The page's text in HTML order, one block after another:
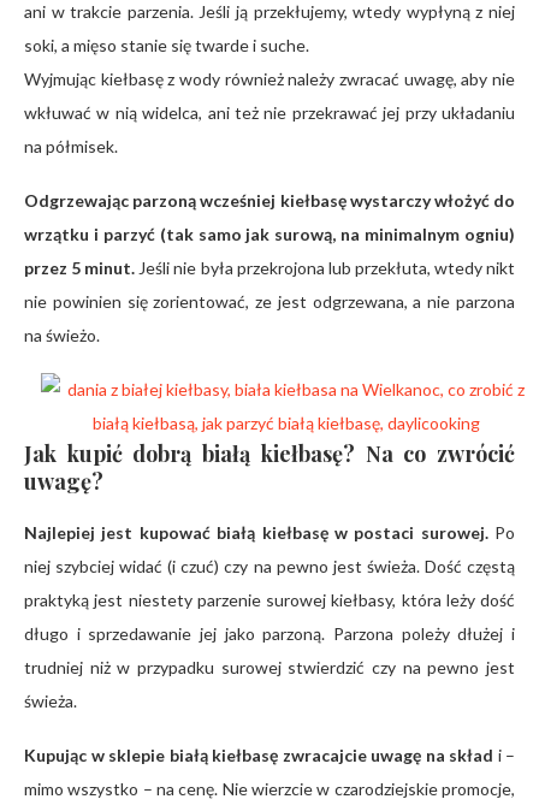
ani w trakcie parzenia. Jeśli ją przekłujemy, wtedy wypłyną z niej
soki, a mięso stanie się twarde i suche.
Wyjmując kiełbasę z wody również należy zwracać uwagę, aby nie
wkłuwać w nią widelca, ani też nie przekrawać jej przy układaniu
na półmisek.
Odgrzewając parzoną wcześniej kiełbasę wystarczy włożyć do
wrzątku i parzyć (tak samo jak surową, na minimalnym ogniu)
przez 5 minut. Jeśli nie była przekrojona lub przekłuta, wtedynikt
nie powinien się zorientować, ze jest odgrzewana, a nie parzona
na świeżo.
Jak kupić dobrą białą kiełbasę? Na co zwrócić
uwagę?
Najlepiej jest kupować białą kiełbasę w postaci surowej.Po
niej szybciej widać (i czuć) czy na pewno jest świeża. Dość częstą
praktyką jest niestety parzenie surowej kiełbasy, która leży dość
długo i sprzedawanie jej jako parzoną. Parzona poleży dłużej i
trudniej niż w przypadku surowej stwierdzić czy na pewno jest
świeża.
Kupując w sklepie białą kiełbasę zwracajcie uwagę na skład i –
mimo wszystko – na cenę. Nie wierzcie w czarodziejskie promocje,